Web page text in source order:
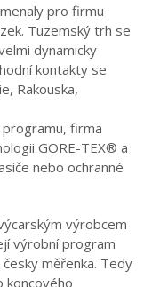
pro firmu
Tuzemský trh se
dynamicky
kontakty se
Rakouska,
firma
GORE-TEX® a
nebo ochranné
výrobcem
výrobní program
měřenka. Tedy
koncového